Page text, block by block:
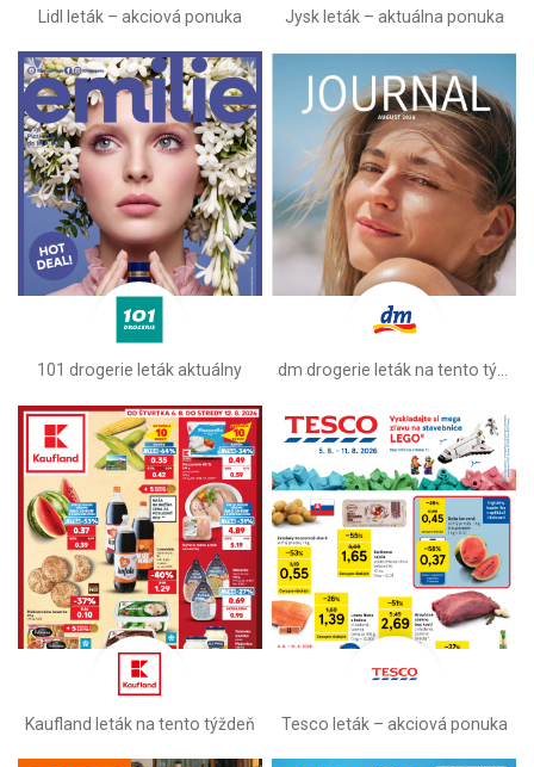
Lidl leták –⁠ akciová ponuka Jysk leták – aktuálna ponuka
101 drogerie leták aktuálny dm drogerie leták na tento týždeň
Kaufland leták na tento týždeň Tesco leták – akciová ponuka